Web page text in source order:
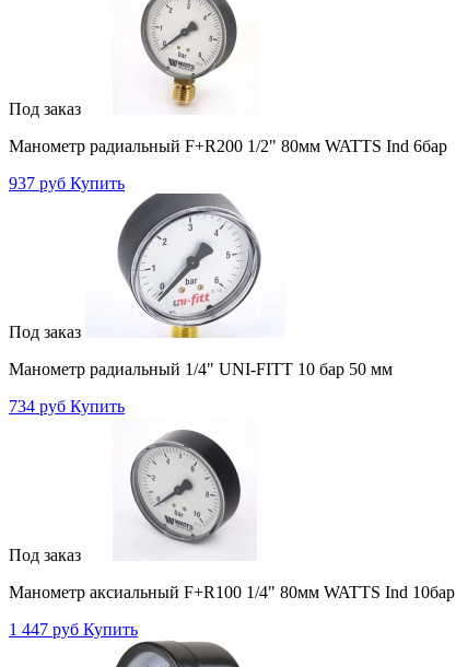
Под заказ
Манометр радиальный F+R200 1/2" 80мм WATTS Ind 6бар
937 руб Купить
Под заказ
Манометр радиальный 1/4" UNI-FITT 10 бар 50 мм
734 руб Купить
Под заказ
Манометр аксиальный F+R100 1/4" 80мм WATTS Ind 10бар
1 447 руб Купить